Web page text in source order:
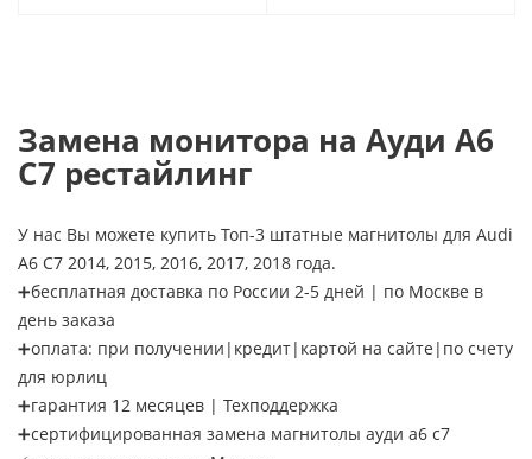
Замена монитора на Ауди А6
C7 рестайлинг
У нас Вы можете купить Топ-3 штатные магнитолы для Audi
A6 C7 2014, 2015, 2016, 2017, 2018 года.
➕бесплатная доставка по России 2-5 дней | по Москве в
день заказа
➕оплата: при получении|кредит|картой на сайте|по счету
для юрлиц
➕гарантия 12 месяцев | Техподдержка
➕сертифицированная замена магнитолы ауди а6 с7